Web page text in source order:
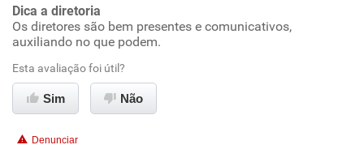
Benefícios
Dica a diretoria
Os diretores são bem presentes e comunicativos,
auxiliando no que podem.
Esta avaliação foi útil?
Sim Não
Denunciar